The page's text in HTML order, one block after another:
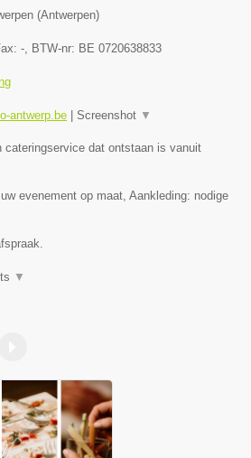
(Antwerpen)
- , BTW-nr: BE 0720638833
antwerp.be | Screenshot ▼
cateringservice dat ontstaan is vanuit
evenement op maat, Aankleding: nodige
▼